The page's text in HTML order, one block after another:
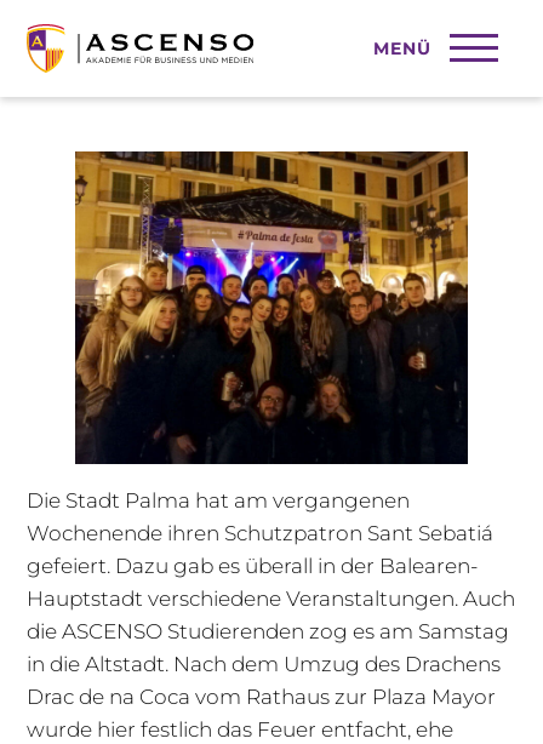
MENÜ
Feierwochende in Palma
Die Stadt Palma hat am vergangenen
Wochenende ihren Schutzpatron Sant Sebatiá
gefeiert. Dazu gab es überall in der Balearen-
Hauptstadt verschiedene Veranstaltungen. Auch
die ASCENSO Studierenden zog es am Samstag
in die Altstadt. Nach dem Umzug des Drachens
Drac de na Coca vom Rathaus zur Plaza Mayor
wurde hier festlich das Feuer entfacht, ehe